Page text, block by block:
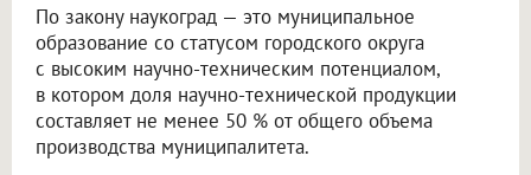
По закону наукоград — это муниципальное
образование со статусом городского округа
с высоким научно-техническим потенциалом,
в котором доля научно-технической продукции
составляет не менее 50 % от общего объема
производства муниципалитета.